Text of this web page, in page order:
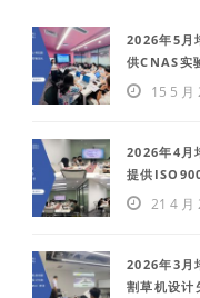
2026年5月
供CNAS实
15 5 月
2026年4月
提供
21 4 月
2026年3月
割草机设计